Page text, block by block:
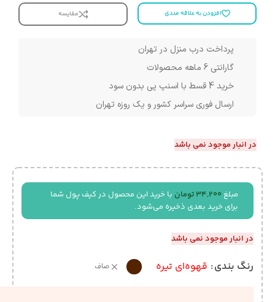
افزودن به علاقه مندی مقایسه
پرداخت درب منزل در تهران
گارانتی 6 ماهه محصولات
خرید 4 قسط با اسنپ پی بدون سود
ارسال فوری سراسر کشور و یک روزه تهران
در انبار موجود نمی باشد
مبلغ 34,200 تومان با خرید این محصول در کیف پول شما
برای خرید بعدی ذخیره می‌شود.
در انبار موجود نمی باشد
رنگ بندی قهوه‌ای تیره صاف